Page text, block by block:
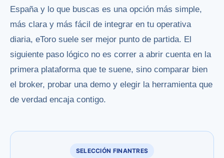
España y lo que buscas es una opción más simple,
más clara y más fácil de integrar en tu operativa
diaria, eToro suele ser mejor punto de partida. El
siguiente paso lógico no es correr a abrir cuenta en la
primera plataforma que te suene, sino comparar bien
el broker, probar una demo y elegir la herramienta que
de verdad encaja contigo.
SELECCIÓN FINANTRES